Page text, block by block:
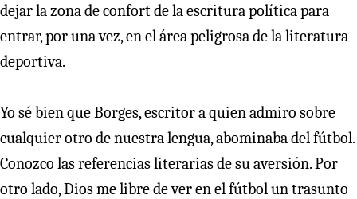
dejar la zona de confort de la escritura política para
entrar, por una vez, en el área peligrosa de la literatura
deportiva.
Yo sé bien que Borges, escritor a quien admiro sobre
cualquier otro de nuestra lengua, abominaba del fútbol.
Conozco las referencias literarias de su aversión. Por
otro lado, Dios me libre de ver en el fútbol un trasunto